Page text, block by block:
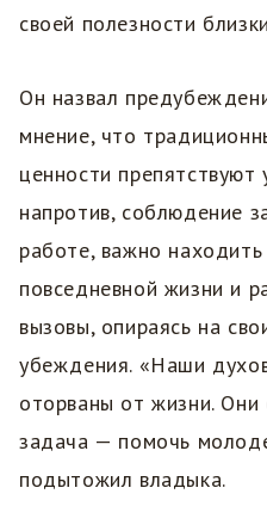
своей полезности
Он назвал
мнение, что
ценности препятствуют
напротив, соблюдение
работе, важно
повседневной жизни и
вызовы, опираясь на
убеждения. «Наши
оторваны от жизни.
задача — помочь
подытожил владыка.